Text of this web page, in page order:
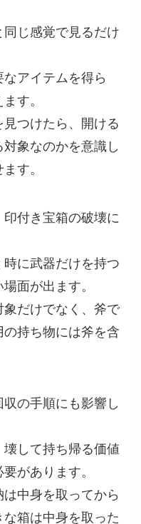
じ感覚で見るだけ
アイテムを得ら
す。
つけたら、開ける
象なのかを意識し
す。
付き宝箱の破壊に
に武器だけを持つ
面が出ます。
だけでなく、斧で
持ち物には斧を含
の手順にも影響し
して持ち帰る価値
があります。
中身を取ってから
箱は中身を取った